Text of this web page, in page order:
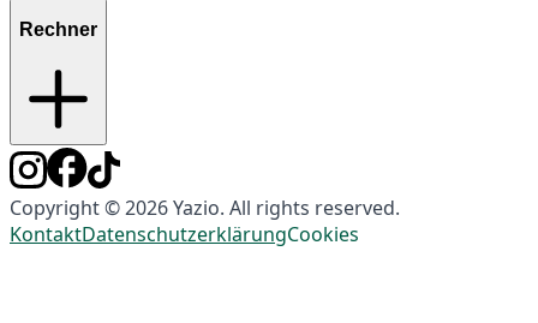
Rechner
Copyright © 2026 Yazio. All rights reserved.
KontaktDatenschutzerklärungCookies